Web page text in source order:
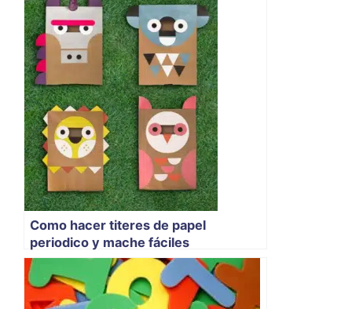
Como hacer titeres de papel
periodico y mache fáciles